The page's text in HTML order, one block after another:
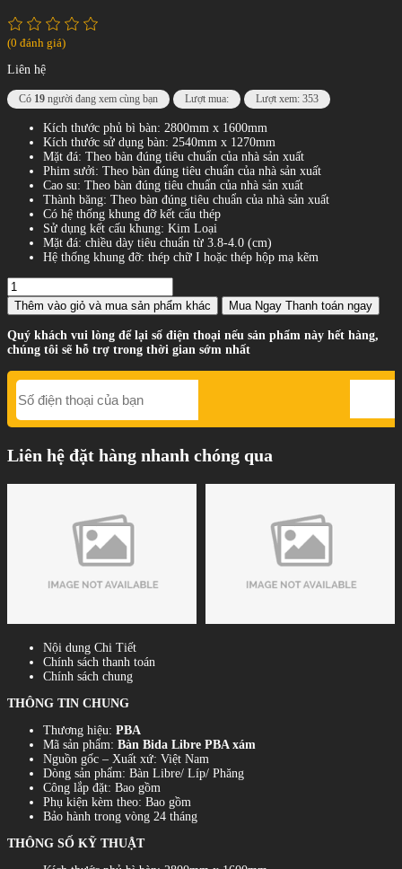
(0 đánh giá)
Liên hệ
Có 19 người đang xem cùng bạn Lượt mua: Lượt xem: 353
Kích thước phủ bì bàn: 2800mm x 1600mm
Kích thước sử dụng bàn: 2540mm x 1270mm
Mặt đá: Theo bàn đúng tiêu chuẩn của nhà sản xuất
Phim sưởi: Theo bàn đúng tiêu chuẩn của nhà sản xuất
Cao su: Theo bàn đúng tiêu chuẩn của nhà sản xuất
Thành băng: Theo bàn đúng tiêu chuẩn của nhà sản xuất
Có hệ thống khung đỡ kết cấu thép
Sử dụng kết cấu khung: Kim Loại
Mặt đá: chiều dày tiêu chuẩn từ 3.8-4.0 (cm)
Hệ thống khung đỡ: thép chữ I hoặc thép hộp mạ kẽm
Thêm vào giỏ và mua sản phẩm khác Mua Ngay Thanh toán ngay
Quý khách vui lòng để lại số điện thoại nếu sản phẩm này hết hàng,
chúng tôi sẽ hỗ trợ trong thời gian sớm nhất
Liên hệ đặt hàng nhanh chóng qua
Nội dung Chi Tiết
Chính sách thanh toán
Chính sách chung
THÔNG TIN CHUNG
Thương hiệu: PBA
Mã sản phẩm: Bàn Bida Libre PBA xám
Nguồn gốc – Xuất xứ: Việt Nam
Dòng sản phẩm: Bàn Libre/ Líp/ Phăng
Công lắp đặt: Bao gồm
Phụ kiện kèm theo: Bao gồm
Bảo hành trong vòng 24 tháng
THÔNG SỐ KỸ THUẬT